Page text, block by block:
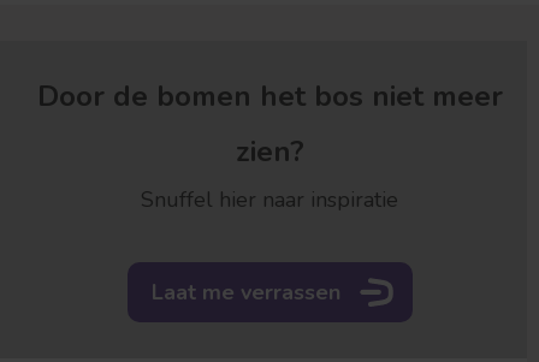
Door de bomen het bos niet meer
zien?
Snuffel hier naar inspiratie
Laat me verrassen